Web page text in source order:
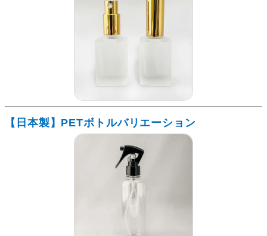
【日本製】PETボトルバリエーション